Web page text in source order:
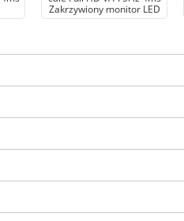
Zakrzywiony monitor LED